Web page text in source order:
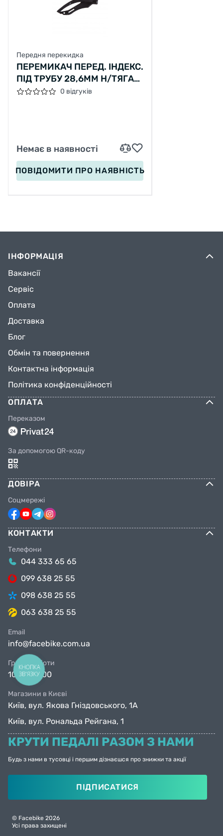
Передня перекидка
ПЕРЕМИКАЧ ПЕРЕД. ІНДЕКС.
ПІД ТРУБУ 28,6ММ Н/ТЯГА
SUNRUN FD-QD-35A (ED)
0 відгуків
Немає в наявності
ПОВІДОМИТИ ПРО НАЯВНІСТЬ
ІНФОРМАЦІЯ
Вакансії
Сервіс
Оплата
Доставка
Блог
Обмін та повернення
Контактна інформація
Політика конфіденційності
ОПЛАТА
Переказом
За допомогою QR-коду
ДОВІРА
Соцмережі
КОНТАКТИ
Телефони
044 333 65 65
099 638 25 55
098 638 25 55
063 638 25 55
Email
info@facebike.com.ua
Графік роботи
10:00-19:00
Магазини в Києві
Київ, вул. Якова Гніздовського, 1А
Київ, вул. Рональда Рейгана, 1
КРУТИ ПЕДАЛІ РАЗОМ З НАМИ
Будь з нами в тусовці і першим дізнаєшся про знижки та акції
ПІДПИСАТИСЯ
© Facebike 2026
Усі права захищені
КНОПКА
ЗВ'ЯЗКУ